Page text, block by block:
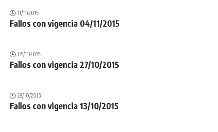
11/11/2015
Fallos con vigencia 04/11/2015
05/11/2015
Fallos con vigencia 27/10/2015
28/10/2015
Fallos con vigencia 13/10/2015